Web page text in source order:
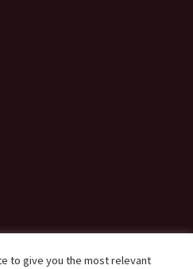
to give you the most relevant